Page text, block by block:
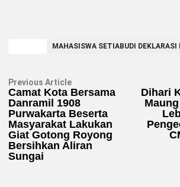
MAHASISWA SETIABUDI DEKLARASI
Navigasi
pos
Previous ArticlePrevious
article:
Camat Kota Bersama
Danramil 1908
Purwakarta Beserta
Masyarakat Lakukan
Giat Gotong Royong
Bersihkan Aliran
Sungai
Dihari